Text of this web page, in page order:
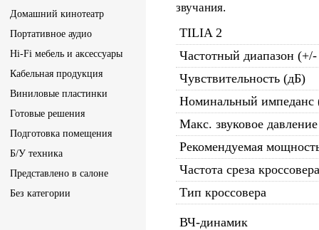
Домашний кинотеатр
Портативное аудио
Hi-Fi мебель и аксессуары
Кабельная продукция
Виниловые пластинки
Готовые решения
Подготовка помещения
Б/У техника
Представлено в салоне
Без категории
звучания.
TILIA 2
Частотный диапазон
Чувствительность (дБ)
Номинальный
Макс. звуковое
Рекомендуемая
Частота среза
Тип кроссовера
ВЧ-динамик